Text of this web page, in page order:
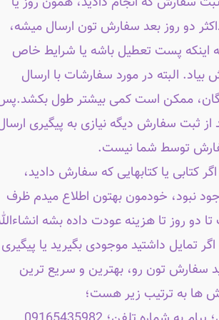
دو روز بعد سفارش تون ارسال میشه،
اینکه پست تعطیل باشه یا شرایط خاص
بیاد. البته در مورد سفارشات با ارسال
ممکن است کمی بیشتر طول
از ثبت سفارش دیگه نیازی به پیگیری
توسط شما نیست.
اگر کتابی یا کتابهایی که سفارش دادید،
نبود، خودمون بهتون اطلاع میدم ظرف
دو روز تا هزینه عودت داده بشه
اگر تمایل داشتید موجودی بگیرید یا پیگیری
سفارش تون رو، بهترین و سریع ترین
ها به ترتیب زیر هست؛